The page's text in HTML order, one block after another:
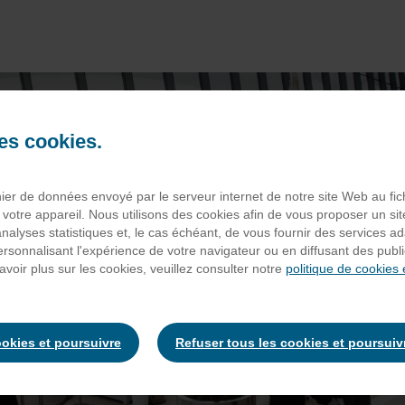
cookies.
de données envoyé par le serveur internet de notre site Web au
appareil. Nous utilisons des cookies afin de vous proposer un
statistiques et, le cas échéant, de vous fournir des services
l'expérience de votre navigateur ou en diffusant des
plus sur les cookies, veuillez consulter notre politique de cookies
et poursuivre Refuser tous les cookies et